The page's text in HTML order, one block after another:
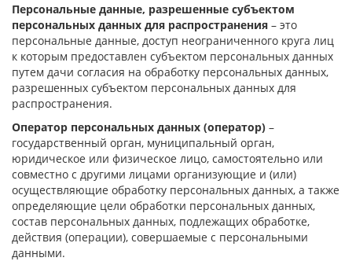
Персональные данные, разрешенные субъектом
персональных данных для распространения – это
персональные данные, доступ неограниченного круга лиц
к которым предоставлен субъектом персональных данных
путем дачи согласия на обработку персональных данных,
разрешенных субъектом персональных данных для
распространения.
Оператор персональных данных (оператор) –
государственный орган, муниципальный орган,
юридическое или физическое лицо, самостоятельно или
совместно с другими лицами организующие и (или)
осуществляющие обработку персональных данных, а также
определяющие цели обработки персональных данных,
состав персональных данных, подлежащих обработке,
действия (операции), совершаемые с персональными
данными.